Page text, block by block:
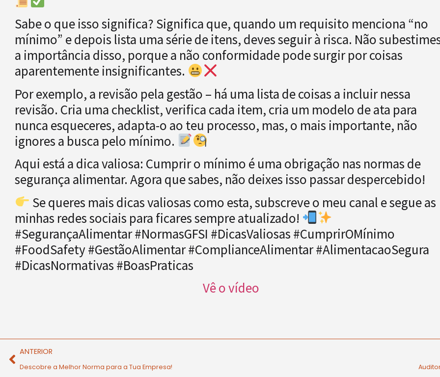
Sabe o que isso significa? Significa que, quando um requisito menciona “no
mínimo” e depois lista uma série de itens, deves seguir à risca. Não
a importância disso, porque a não conformidade pode surgir por coisas
aparentemente insignificantes.
Por exemplo, a revisão pela gestão – há uma lista de coisas a incluir nessa
revisão. Cria uma checklist, verifica cada item, cria um modelo de ata para
nunca esqueceres, adapta-o ao teu processo, mas, o mais importante, não
ignores a busca pelo mínimo.
Aqui está a dica valiosa: Cumprir o mínimo é uma obrigação nas normas de
segurança alimentar. Agora que sabes, não deixes isso passar despercebido!
Se queres mais dicas valiosas como esta, subscreve o meu canal e segue as
minhas redes sociais para ficares sempre atualizado!
#SegurançaAlimentar #NormasGFSI #DicasValiosas #CumprirOMínimo
#FoodSafety #GestãoAlimentar #ComplianceAlimentar #AlimentacaoSegura
#DicasNormativas #BoasPraticas
Vê o vídeo
ANTERIOR
Descobre a Melhor Norma para a Tua Empresa!